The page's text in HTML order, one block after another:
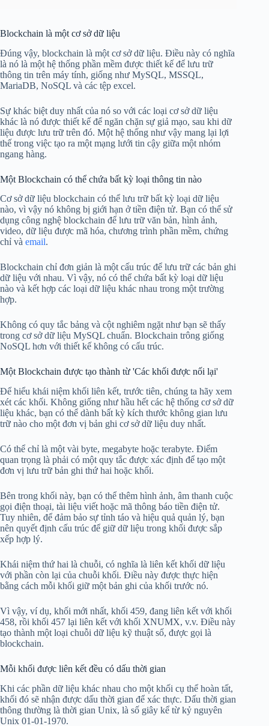
Blockchain là một cơ sở dữ liệu
Đúng vậy, blockchain là một cơ sở dữ liệu. Điều này có nghĩa
là nó là một hệ thống phần mềm được thiết kế để lưu trữ
thông tin trên máy tính, giống như MySQL, MSSQL,
MariaDB, NoSQL và các tệp excel.
Sự khác biệt duy nhất của nó so với các loại cơ sở dữ liệu
khác là nó được thiết kế để ngăn chặn sự giả mạo, sau khi dữ
liệu được lưu trữ trên đó. Một hệ thống như vậy mang lại lợi
thế trong việc tạo ra một mạng lưới tin cậy giữa một nhóm
ngang hàng.
Một Blockchain có thể chứa bất kỳ loại thông tin nào
Cơ sở dữ liệu blockchain có thể lưu trữ bất kỳ loại dữ liệu
nào, vì vậy nó không bị giới hạn ở tiền điện tử. Bạn có thể sử
dụng công nghệ blockchain để lưu trữ văn bản, hình ảnh,
video, dữ liệu được mã hóa, chương trình phần mềm, chứng
chỉ và email.
Blockchain chỉ đơn giản là một cấu trúc để lưu trữ các bản ghi
dữ liệu với nhau. Vì vậy, nó có thể chứa bất kỳ loại dữ liệu
nào và kết hợp các loại dữ liệu khác nhau trong một trường
hợp.
Không có quy tắc bảng và cột nghiêm ngặt như bạn sẽ thấy
trong cơ sở dữ liệu MySQL chuẩn. Blockchain trông giống
NoSQL hơn với thiết kế không có cấu trúc.
Một Blockchain được tạo thành từ 'Các khối được nối lại'
Để hiểu khái niệm khối liên kết, trước tiên, chúng ta hãy xem
xét các khối. Không giống như hầu hết các hệ thống cơ sở dữ
liệu khác, bạn có thể dành bất kỳ kích thước không gian lưu
trữ nào cho một đơn vị bản ghi cơ sở dữ liệu duy nhất.
Có thể chỉ là một vài byte, megabyte hoặc terabyte. Điểm
quan trọng là phải có một quy tắc được xác định để tạo một
đơn vị lưu trữ bản ghi thứ hai hoặc khối.
Bên trong khối này, bạn có thể thêm hình ảnh, âm thanh cuộc
gọi điện thoại, tài liệu viết hoặc mã thông báo tiền điện tử.
Tuy nhiên, để đảm bảo sự tỉnh táo và hiệu quả quản lý, bạn
nên quyết định cấu trúc để giữ dữ liệu trong khối được sắp
xếp hợp lý.
Khái niệm thứ hai là chuỗi, có nghĩa là liên kết khối dữ liệu
với phần còn lại của chuỗi khối. Điều này được thực hiện
bằng cách mỗi khối giữ một bản ghi của khối trước nó.
Vì vậy, ví dụ, khối mới nhất, khối 459, đang liên kết với khối
458, rồi khối 457 lại liên kết với khối XNUMX, v.v. Điều này
tạo thành một loại chuỗi dữ liệu kỹ thuật số, được gọi là
blockchain.
Mỗi khối được liên kết đều có dấu thời gian
Khi các phần dữ liệu khác nhau cho một khối cụ thể hoàn tất,
khối đó sẽ nhận được dấu thời gian để xác thực. Dấu thời gian
thông thường là thời gian Unix, là số giây kể từ kỷ nguyên
Unix 01-01-1970.